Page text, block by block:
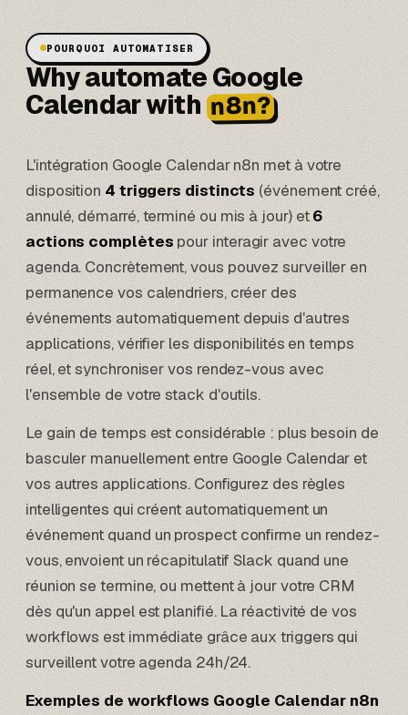
POURQUOI AUTOMATISER
Why automate Google
Calendar withn8n?
L'intégration Google Calendar n8n met à votre
disposition4 triggers distincts (événement créé,
annulé, démarré, terminé ou mis à jour) et6
actions complètes pour interagir avec votre
agenda. Concrètement, vous pouvez surveiller en
permanence vos calendriers, créer des
événements automatiquement depuis d'autres
applications, vérifier les disponibilités en temps
réel, et synchroniser vos rendez-vous avec
l'ensemble de votre stack d'outils.
Le gain de temps est considérable : plus besoin de
basculer manuellement entre Google Calendar et
vos autres applications. Configurez des règles
intelligentes qui créent automatiquement un
événement quand un prospect confirme un rendez-
vous, envoient un récapitulatif Slack quand une
réunion se termine, ou mettent à jour votre CRM
dès qu'un appel est planifié. La réactivité de vos
workflows est immédiate grâce aux triggers qui
surveillent votre agenda 24h/24.
Exemples de workflows Google Calendar n8n